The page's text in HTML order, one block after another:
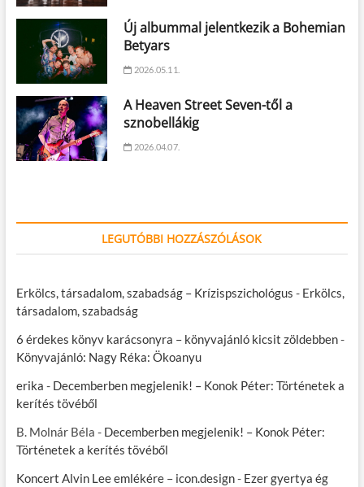
Új albummal jelentkezik a Bohemian
Betyars
2026.05.11.
A Heaven Street Seven-től a
sznobellákig
2026.04.07.
LEGUTÓBBI HOZZÁSZÓLÁSOK
Erkölcs, társadalom, szabadság – Krízispszichológus - Erkölcs,
társadalom, szabadság
6 érdekes könyv karácsonyra – könyvajánló kicsit zöldebben-
Könyvajánló: Nagy Réka: Ökoanyu
erika - Decemberben megjelenik! – Konok Péter: Történetek a
kerítés tövéből
B. Molnár Béla - Decemberben megjelenik! – Konok Péter:
Történetek a kerítés tövéből
Koncert Alvin Lee emlékére – icon.design- Ezer gyertya ég